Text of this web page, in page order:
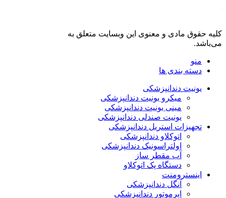
کلیه حقوق مادی و معنوی این وبسایت متعلق به
می‌باشد.
منو
دسته بندی ها
یونیت دندانپزشکی
میکرو یونیت دندانپزشکی
مینی یونیت دندانپزشکی
یونیت صندلی دندانپزشکی
تجهیزات استریل دندانپزشکی
اتوکلاو دندانپزشکی
اولتراسونیک دندانپزشکی
آب مقطر ساز
دستگاه پک اتوکلاو
اینسترومنت
آنگل دندانپزشکی
ایرموتور دندانپزشکی